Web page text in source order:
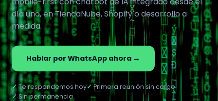
día uno, en TiendaNube, Shopify o desarrollo a
medida.
Hablar por WhatsApp ahora →
✓Te respondemos hoy✓ Primera reunión sin cargo
✓ Sin permanencia